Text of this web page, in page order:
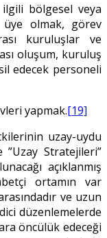
bölgesel veya
üye olmak, görev
kuruluşlar ve
oluşum, kuruluş
edecek personeli
yapmak.[19]
uzay-uydu
”Uzay Stratejileri”
açıklanmış
ortamın var
ve uzun
düzenlemelerde
öncülük edeceği